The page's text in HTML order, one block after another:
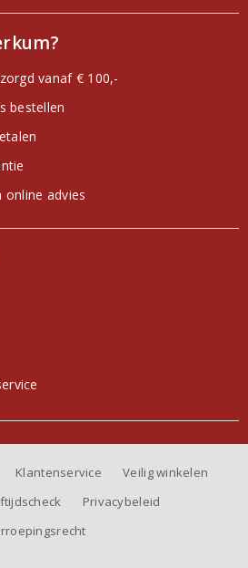
vanaf € 100,-
bestellen
online advies
Klantenservice
Veilig winkelen
Privacybeleid